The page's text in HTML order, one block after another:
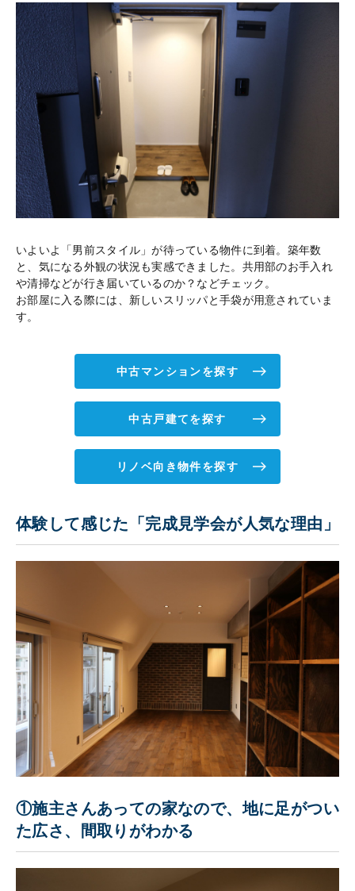
いよいよ「男前スタイル」が待っている物件に到着。築年数
と、気になる外観の状況も実感できました。共用部のお手入れ
や清掃などが行き届いているのか？などチェック。
お部屋に入る際には、新しいスリッパと手袋が用意されていま
す。
中古マンションを探す
中古戸建てを探す
リノベ向き物件を探す
体験して感じた「完成見学会が人気な理由」
①施主さんあっての家なので、地に足がつい
た広さ、間取りがわかる